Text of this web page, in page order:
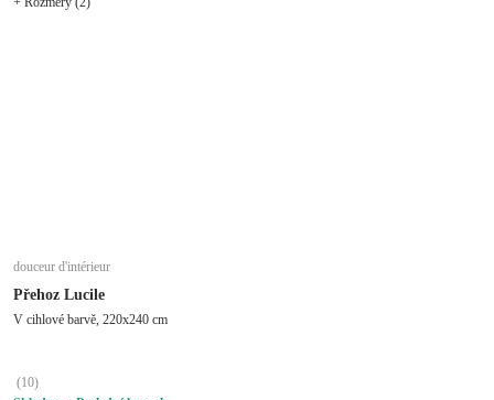
douceur d'intérieur
Přehoz Lucile
V cihlové barvě, 220x240 cm
(10)